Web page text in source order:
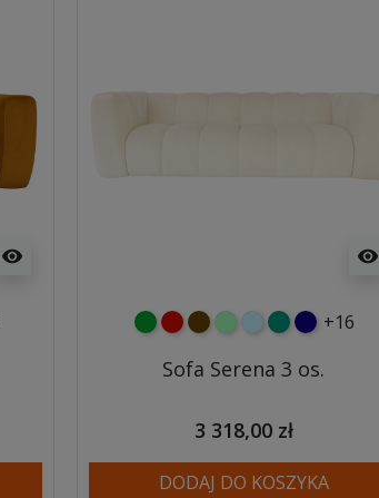
visibility visibility
zielonyczerwony
czekoladowy
miętowybłękitnyturkusowy
granatowy
+16
Sofa Serena 3 os.
3 318,00 zł
DODAJ DO KOSZYKA